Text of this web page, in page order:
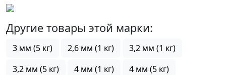
Другие товары этой марки:
3 мм (5 кг) 2,6 мм (1 кг)
3,2 мм (1 кг)
3,2 мм (5 кг)
4 мм (1 кг)
4 мм (5 кг)